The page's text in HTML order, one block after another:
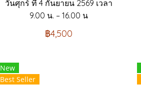
วันศุกร์ ที่ 4 กันยายน 2569 เวลา
9.00 น. – 16.00 น
฿4,500
New
Best Seller